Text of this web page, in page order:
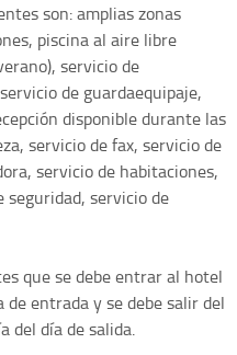
son: amplias zonas
piscina al aire libre
servicio de
de guardaequipaje,
disponible durante las
servicio de fax, servicio de
servicio de habitaciones,
seguridad, servicio de
que se debe entrar al hotel
entrada y se debe salir del
del día de salida.